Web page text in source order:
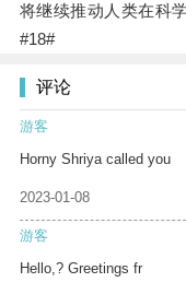
将继续推动人类在科
#18#
评论
游客
Horny Shriya called you
2023-01-08
游客
Hello,? Greetings fr